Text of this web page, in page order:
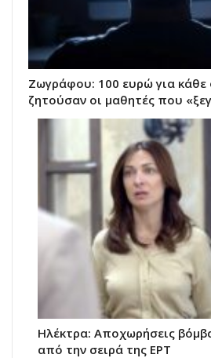
Ζωγράφου: 100 ευρώ για
ζητούσαν οι μαθητές που
Ηλέκτρα: Αποχωρήσεις
από την σειρά της ΕΡΤ